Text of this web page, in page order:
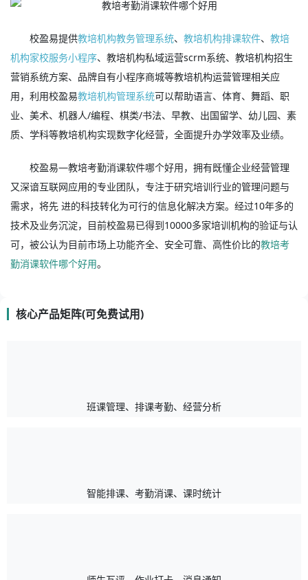
校盈易提供教培机构教务管理系统、教培机构排课软件、教培
机构家校服务小程序、教培机构私域运营scrm系统、教培机构招生
营销系统方案、品牌自有小程序商城等教培机构运营管理相关应
用，利用校盈易教培机构管理系统可以帮助语言、体育、舞蹈、职
业、美术、机器人/编程、棋类/书法、早教、出国留学、幼儿园、素
质、学科等教培机构实现数字化经营，全面提升办学效率及业绩。
校盈易—教培考勤消课软件哪个好用，拥有既懂企业经营管理
又深谙互联网应用的专业团队，专注于研究培训行业的管理问题与
需求，将先 进的科技转化为可行的信息化解决方案。经过10年多的
技术及业务沉淀，目前校盈易已得到10000多家培训机构的验证与认
可，被公认为目前市场上功能齐全、安全可靠、高性价比的教培考
勤消课软件哪个好用。
核心产品矩阵(可免费试用)
班课管理、排课考勤、经营分析
智能排课、考勤消课、课时统计